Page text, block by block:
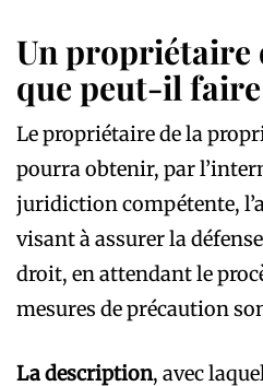
Un propriétaire
que peut-il faire
Le propriétaire de la
pourra obtenir, par
juridiction compétente,
visant à assurer la
droit, en attendant le
mesures de précaution
La description, avec